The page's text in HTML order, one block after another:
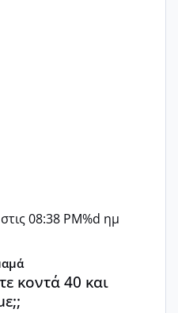
08:38 PM%d ημ
προσπαθούμε;;
κοντά 40 και